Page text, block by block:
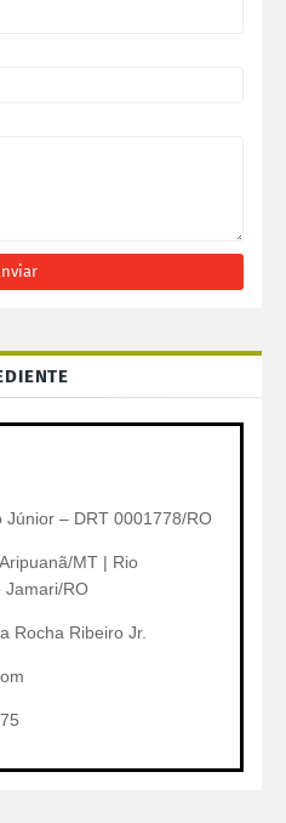
Júnior – DRT 0001778/RO
MT | Rio
Jamari/RO
Rocha Ribeiro Jr.